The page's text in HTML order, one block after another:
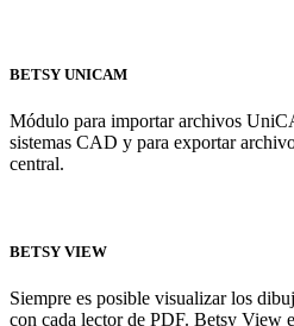
BETSY UNICAM
Módulo para importar archivos
sistemas CAD y para exportar
central.
BETSY VIEW
Siempre es posible visualizar los
con cada lector de PDF. Betsy View